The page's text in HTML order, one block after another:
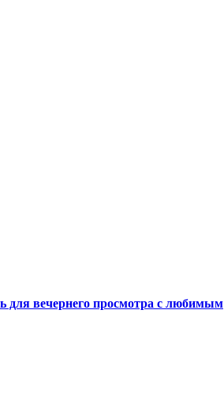
вечернего просмотра с любимым